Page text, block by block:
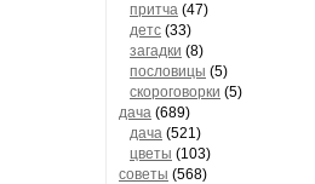
притча (47)
детс (33)
загадки (8)
пословицы (5)
скороговорки (5)
дача (689)
дача (521)
цветы (103)
советы (568)